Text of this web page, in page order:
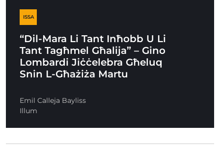
ISSA
“Dil-Mara Li Tant Inħobb U Li
Tant Tagħmel Għalija” – Gino
Lombardi Jiċċelebra Għeluq
Snin L-Għażiża Martu
Emil Calleja Bayliss
Illum